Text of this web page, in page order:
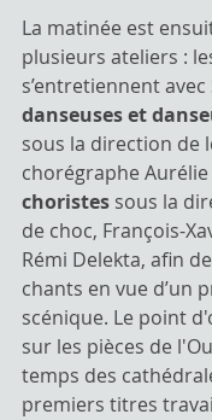
​La matinée est
plusieurs ateliers :
s’entretiennent avec
danseuses et
sous la direction de
chorégraphe
choristes sous la
de choc, François-
Rémi Delekta, afin
chants en vue d’un
scénique. Le point
sur les pièces de
temps des
premiers titres